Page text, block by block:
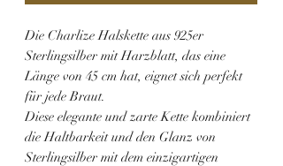
Die Charlize Halskette aus 925er
Sterlingsilber mit Harzblatt, das eine
Länge von 45 cm hat, eignet sich perfekt
für jede Braut.
Diese elegante und zarte Kette kombiniert
die Haltbarkeit und den Glanz von
Sterlingsilber mit dem einzigartigen